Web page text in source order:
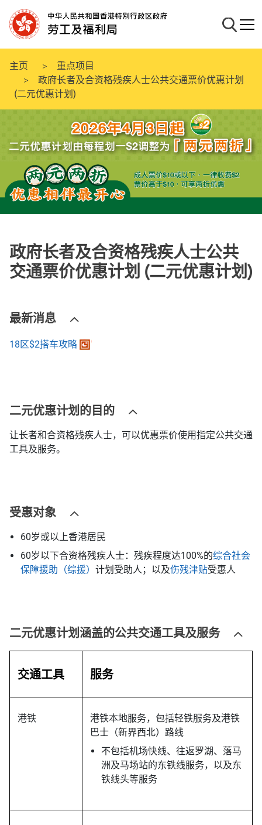
至
主
容
搜寻流动
主页
重点项目
政府长者及合资格残疾人士公共交通票价优惠计划
(二元优惠计划)
政府长者及合资格残疾人士公共
交通票价优惠计划 (二元优惠计划)
最新消息
18区$2搭车攻略
二元优惠计划的目的
让长者和合资格残疾人士，可以优惠票价使用指定公共交通
工具及服务。
受惠对象
60岁或以上香港居民
60岁以下合资格残疾人士：残疾程度达100%的综合社会
保障援助（综援）计划受助人；以及伤残津贴受惠人
二元优惠计划涵盖的公共交通工具及服务
交通工具 服务
港铁
港铁本地服务，包括轻铁服务及港铁
巴士（新界西北）路线
不包括机场快线、往返罗湖、落马
洲及马场站的东铁线服务，以及东
铁线头等服务